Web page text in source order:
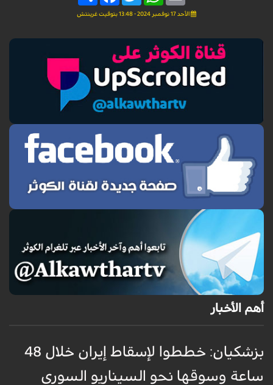
الأحد 17 نوفمبر 2024 - 13:48 بتوقيت غرينتش
أهم الأخبار
بزشكيان: خططوا لإسقاط إيران خلال 48
ساعة وسوقها نحو السيناريو السوري